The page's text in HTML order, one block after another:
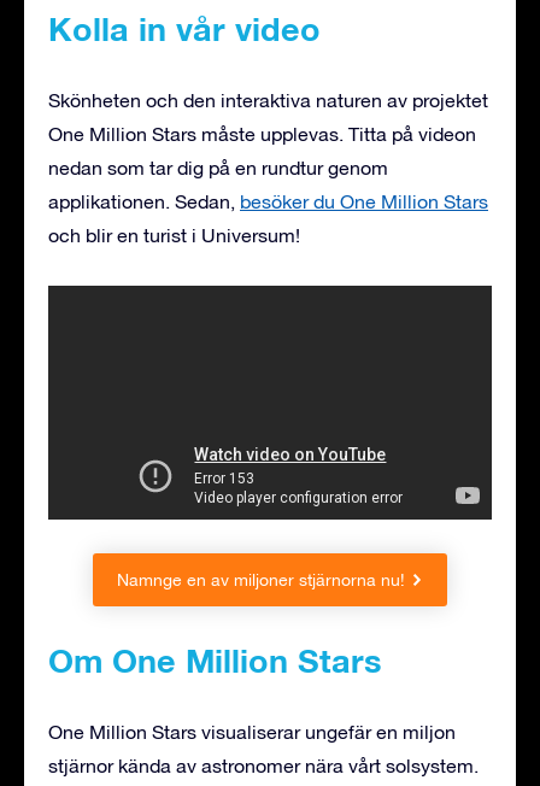
Kolla in vår video
Skönheten och den interaktiva naturen av projektet
One Million Stars måste upplevas. Titta på videon
nedan som tar dig på en rundtur genom
applikationen. Sedan, besöker du One Million Stars
och blir en turist i Universum!
Namnge en av miljoner stjärnorna nu!
Om One Million Stars
One Million Stars visualiserar ungefär en miljon
stjärnor kända av astronomer nära vårt solsystem.